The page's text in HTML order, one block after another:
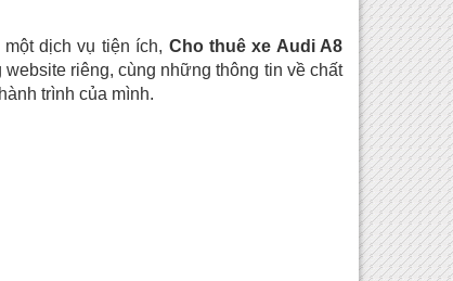
dịch vụ tiện ích, Cho thuê xe Audi A8
riêng, cùng những thông tin về chất
trình của mình.